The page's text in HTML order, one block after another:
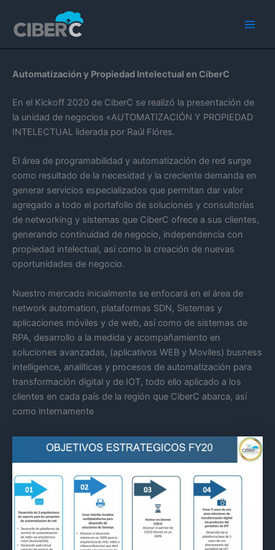
contenido
Automatización y Propiedad Intelectual en CiberC
En el Kickoff 2020 de CiberC se realizó la presentación de
la unidad de negocios «AUTOMATIZACIÓN Y PROPIEDAD
INTELECTUAL liderada por Raúl Flóres.
El área de programabilidad y automatización de red surge
como resultado de la necesidad y la creciente demanda en
generar servicios especializados que permitan dar valor
agregado a todo el portafolio de soluciones y consultorías
de networking y sistemas que CiberC ofrece a sus clientes,
generando continuidad de negocio, independencia con
propiedad intelectual, así como la creación de nuevas
oportunidades de negocio.
Nuestro mercado inicialmente se enfocará en el área de
network automation, plataformas SDN, Sistemas y
aplicaciones móviles y de web, así como de sistemas de
RPA, desarrollo a la medida y acompañamiento en
soluciones avanzadas, (aplicativos WEB y Moviles) busness
intelligence, analíticas y procesos de automatización para
transformación digital y de IOT, todo ello aplicado a los
clientes en cada país de la región que CiberC abarca, así
como internamente